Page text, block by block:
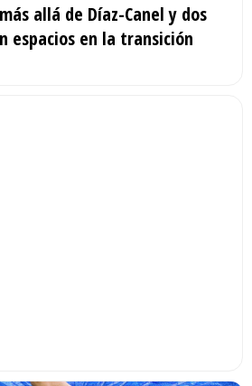
allá de Díaz-Canel y dos
espacios en la transición